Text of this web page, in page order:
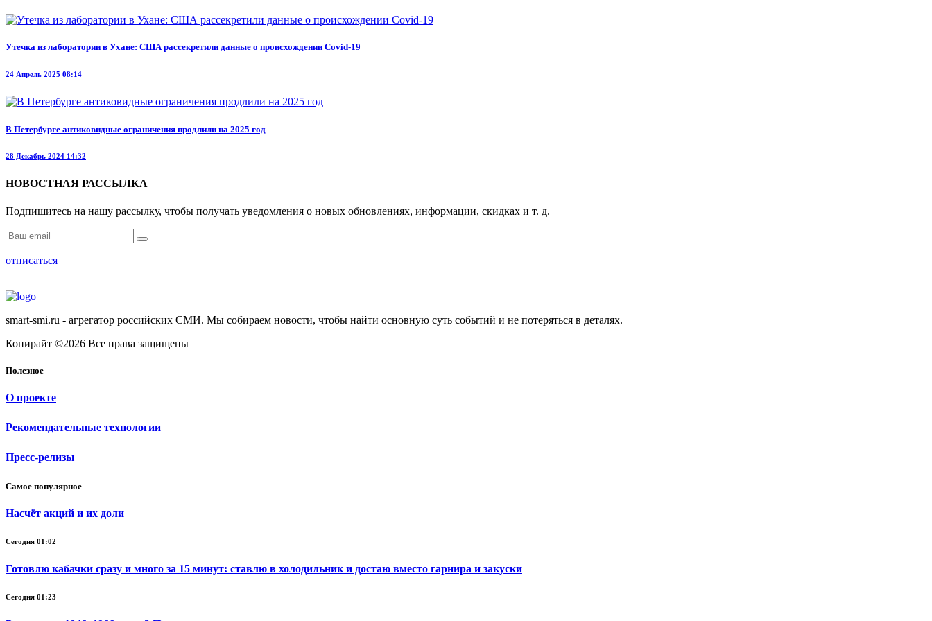
Утечка из лаборатории в Ухане: США рассекретили данные о происхождении Covid-19
24 Апрель 2025 08:14
В Петербурге антиковидные ограничения продлили на 2025 год
28 Декабрь 2024 14:32
НОВОСТНАЯ РАССЫЛКА
Подпишитесь на нашу рассылку, чтобы получать уведомления о новых обновлениях, информации, скидках и т. д.
отписаться
smart-smi.ru - агрегатор российских СМИ. Мы собираем новости, чтобы найти основную суть событий и не потеряться в деталях.
Копирайт ©2026 Все права защищены
Полезное
О проекте
Рекомендательные технологии
Пресс-релизы
Самое популярное
Насчёт акций и их доли
Сегодня 01:02
Готовлю кабачки сразу и много за 15 минут: ставлю в холодильник и достаю вместо гарнира и закуски
Сегодня 01:23